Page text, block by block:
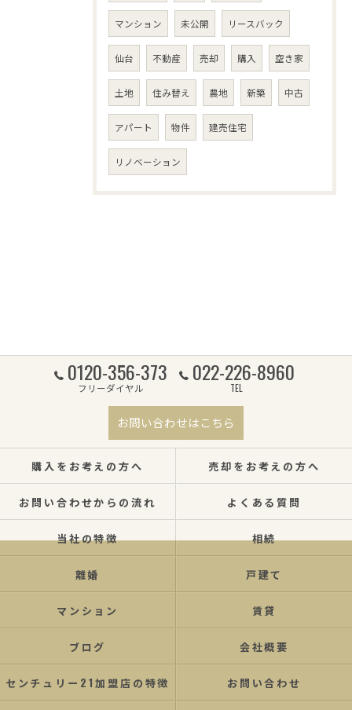
マンション 未公開 リースバック
仙台 不動産 売却 購入 空き家
土地 住み替え 農地 新築 中古
アパート 物件 建売住宅
リノベーション
0120-356-373
フリーダイヤル
022-226-8960
TEL
お問い合わせはこちら
購入をお考えの方へ 売却をお考えの方へ
お問い合わせからの流れ よくある質問
当社の特徴 相続
離婚 戸建て
マンション 賃貸
ブログ 会社概要
センチュリー21加盟店の特徴 お問い合わせ